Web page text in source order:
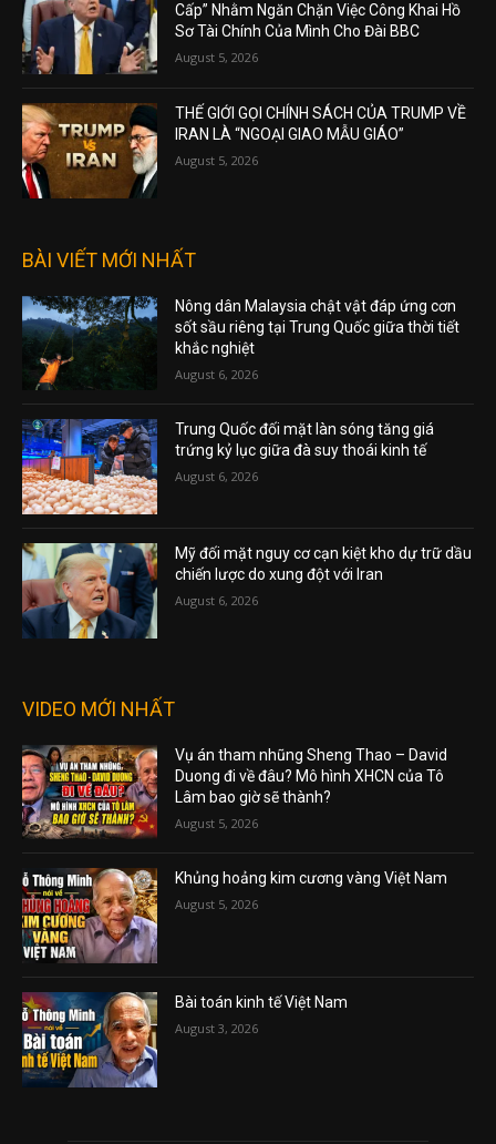
Cấp” Nhằm Ngăn Chặn Việc Công Khai Hồ
Sơ Tài Chính Của Mình Cho Đài BBC
August 5, 2026
THẾ GIỚI GỌI CHÍNH SÁCH CỦA TRUMP VỀ
IRAN LÀ “NGOẠI GIAO MẪU GIÁO”
August 5, 2026
BÀI VIẾT MỚI NHẤT
Nông dân Malaysia chật vật đáp ứng cơn
sốt sầu riêng tại Trung Quốc giữa thời tiết
khắc nghiệt
August 6, 2026
Trung Quốc đối mặt làn sóng tăng giá
trứng kỷ lục giữa đà suy thoái kinh tế
August 6, 2026
Mỹ đối mặt nguy cơ cạn kiệt kho dự trữ dầu
chiến lược do xung đột với Iran
August 6, 2026
VIDEO MỚI NHẤT
Vụ án tham nhũng Sheng Thao – David
Duong đi về đâu? Mô hình XHCN của Tô
Lâm bao giờ sẽ thành?
August 5, 2026
Khủng hoảng kim cương vàng Việt Nam
August 5, 2026
Bài toán kinh tế Việt Nam
August 3, 2026